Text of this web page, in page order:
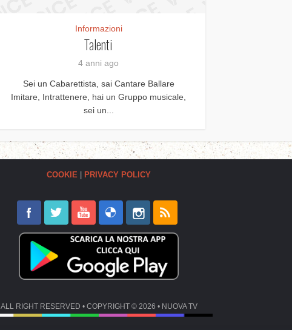
Informazioni
Talenti
4 anni ago
Sei un Cabarettista, sai Cantare Ballare
Imitare, Intrattenere, hai un Gruppo musicale,
sei un...
COOKIE PRIVACY POLICY
ALL RIGHT RESERVED • COPYRIGHT © 2026 • NUOVA TV